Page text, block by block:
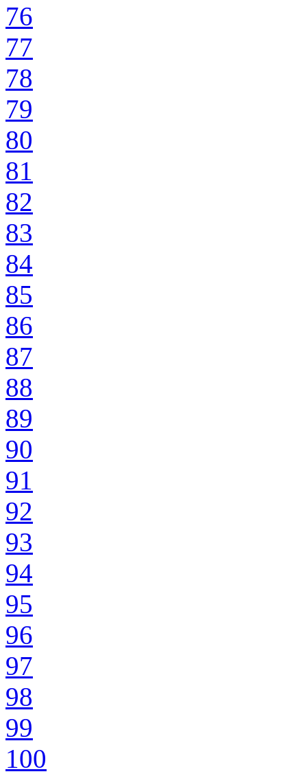
76
77
78
79
80
81
82
83
84
85
86
87
88
89
90
91
92
93
94
95
96
97
98
99
100